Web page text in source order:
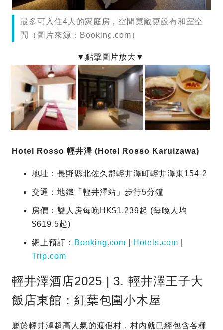
最多可入住4人的家庭房，空間寬敞更設有和室空
間（圖片來源：Booking.com）
Hotel Rosso 輕井澤 (Hotel Rosso Karuizawa)
地址：長野縣北佐久郡輕井澤町輕井澤東154-2
交通：地鐵「輕井澤站」步行5分鐘
房價：雙人房每晚HK$1,239起 (每晚人均
$619.5起)
網上預訂： Booking.com Hotels.com
Trip.com
輕井澤酒店2025 | 3. 輕井澤王子大
飯店東館：紅葉包圍小木屋
屬於輕井澤超高人氣的渡假村，村內就已經包含各種